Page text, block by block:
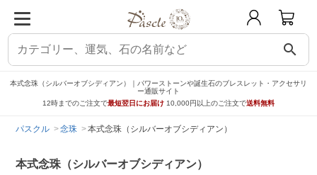
search
本式念珠（シルバーオブシディアン）｜パワーストーンや誕生石のブレスレット・アクセサリ
ー通販サイト
12時までのご注文で最短翌日にお届け 10,000円以上のご注文で送料無料
パスクル 念珠 本式念珠（シルバーオブシディアン）
本式念珠（シルバーオブシディアン）